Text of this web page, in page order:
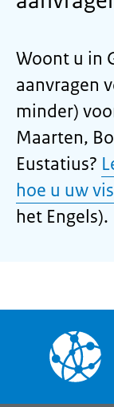
Woont u in
aanvragen
minder)
Maarten,
Eustatius?
hoe u uw
het Engels).